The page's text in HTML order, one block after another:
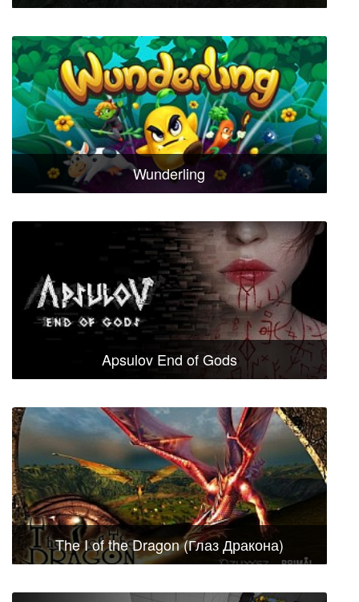
Wunderling
Apsulov End of Gods
The I of the Dragon (Глаз Дракона)